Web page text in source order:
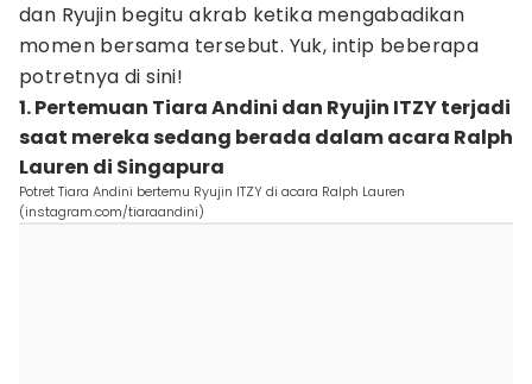
dan Ryujin begitu akrab ketika mengabadikan
momen bersama tersebut. Yuk, intip beberapa
potretnya di sini!
1. Pertemuan Tiara Andini dan Ryujin ITZY terjadi
saat mereka sedang berada dalam acara Ralph
Lauren di Singapura
Potret Tiara Andini bertemu Ryujin ITZY di acara Ralph Lauren
(instagram.com/tiaraandini)